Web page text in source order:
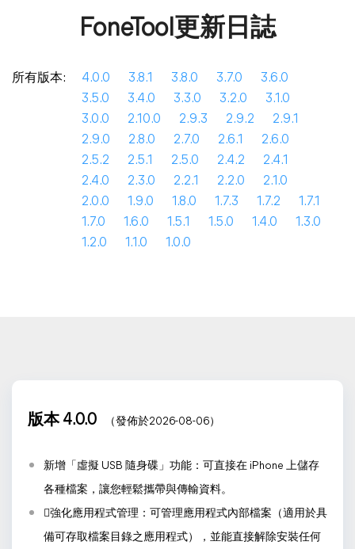
FoneTool更新日誌
所有版本: 4.0.0 3.8.1 3.8.0 3.7.0
3.6.0
3.5.0
3.4.0 3.3.0 3.2.0
3.1.0
3.0.0
2.10.0 2.9.3 2.9.2
2.9.1
2.9.0
2.8.0 2.7.0 2.6.1
2.6.0
2.5.2
2.5.1 2.5.0 2.4.2
2.4.1
2.4.0
2.3.0 2.2.1 2.2.0
2.1.0
2.0.0
1.9.0 1.8.0 1.7.3 1.7.2
1.7.1
1.7.0
1.6.0 1.5.1 1.5.0 1.4.0
1.3.0
1.2.0
1.1.0 1.0.0
版本 4.0.0 （發佈於2026-08-06）
新增「虛擬 USB 隨身碟」功能：可直接在 iPhone 上儲存
各種檔案，讓您輕鬆攜帶與傳輸資料。
強化應用程式管理：可管理應用程式內部檔案（適用於具
備可存取檔案目錄之應用程式），並能直接解除安裝任何